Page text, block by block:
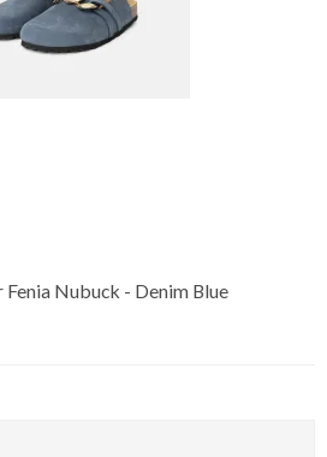
Fenia Nubuck - Denim Blue